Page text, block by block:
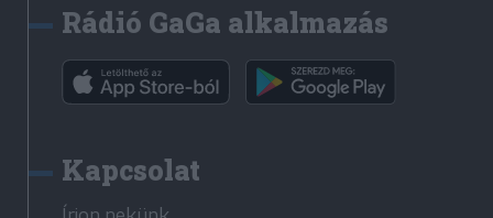
Rádió GaGa alkalmazás
Kapcsolat